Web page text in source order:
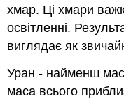
хмар. Ці хмари
освітленні.
виглядає як
Уран - найменш
маса всього